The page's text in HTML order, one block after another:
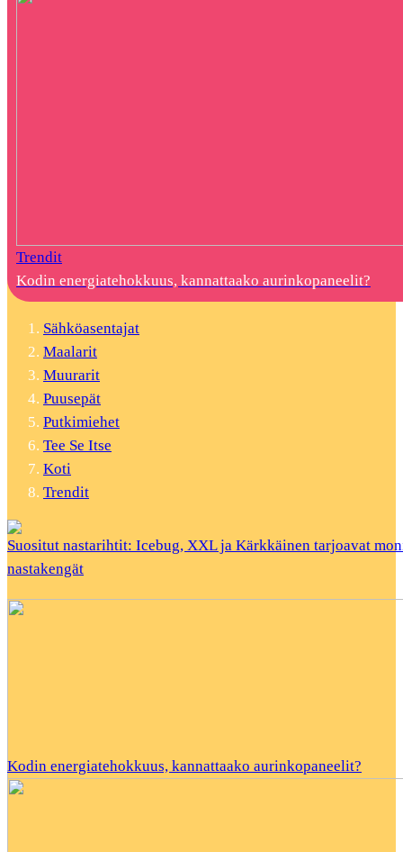
Trendit
Kodin energiatehokkuus, kannattaako aurinkopaneelit?
Sähköasentajat
Maalarit
Muurarit
Puusepät
Putkimiehet
Tee Se Itse
Koti
Trendit
Suositut nastarihtit: Icebug, XXL ja Kärkkäinen tarjoavat
nastakengät
Kodin energiatehokkuus, kannattaako aurinkopaneelit?